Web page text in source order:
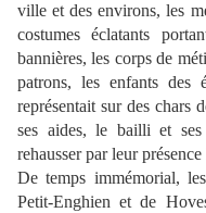
ville et des environs, les
costumes éclatants
bannières, les corps de
patrons, les enfants des
représentait sur des chars
ses aides, le bailli et ses
rehausser par leur
De temps immémorial,
Petit-Enghien et de